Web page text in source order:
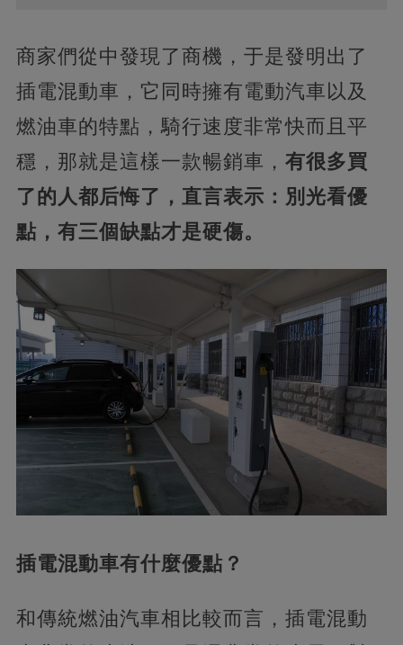
商家們從中發現了商機，于是發明出了
插電混動車，它同時擁有電動汽車以及
燃油車的特點，騎行速度非常快而且平
穩，那就是這樣一款暢銷車， 有很多買
了的人都后悔了，直言表示：別光看優
點，有三個缺點才是硬傷。
插電混動車有什麼優點？
和傳統燃油汽車相比較而言，插電混動